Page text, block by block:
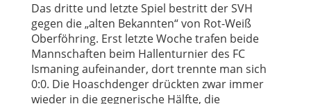
Das dritte und letzte Spiel bestritt der SVH
gegen die „alten Bekannten“ von Rot-Weiß
Oberföhring. Erst letzte Woche trafen beide
Mannschaften beim Hallenturnier des FC
Ismaning aufeinander, dort trennte man sich
0:0. Die Hoaschdenger drückten zwar immer
wieder in die gegnerische Hälfte, die